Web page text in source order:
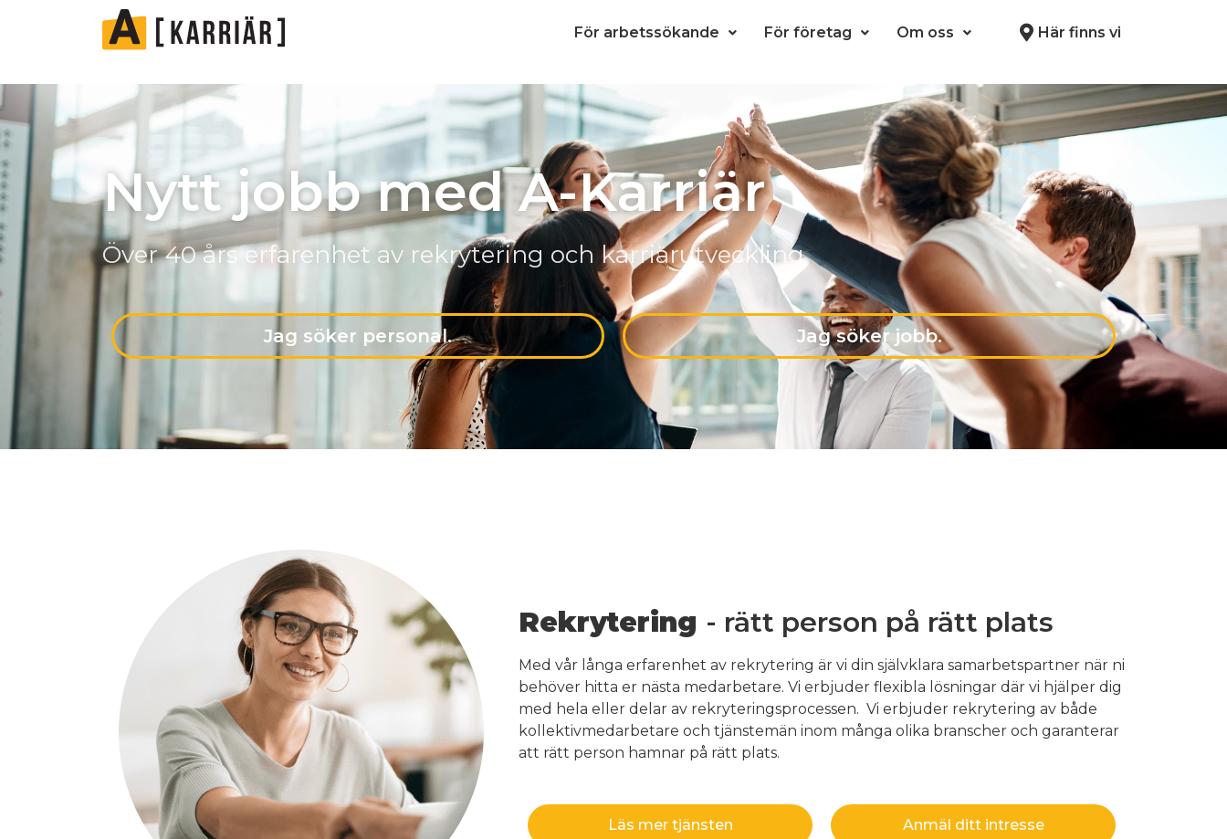
För arbetssökande För företag Om oss Här finns vi
Nytt jobb med A-Karriär
Över 40 års erfarenhet av rekrytering och karriärutveckling
Jag söker personal. Jag söker jobb.
Rekrytering - rätt person på rätt plats
Med vår långa erfarenhet av rekrytering är vi din självklara samarbetspartner när ni
behöver hitta er nästa medarbetare. Vi erbjuder flexibla lösningar där vi hjälper dig
med hela eller delar av rekryteringsprocessen. Vi erbjuder rekrytering av både
kollektivmedarbetare och tjänstemän inom många olika branscher och garanterar
att rätt person hamnar på rätt plats.
Läs mer tjänsten Anmäl ditt intresse